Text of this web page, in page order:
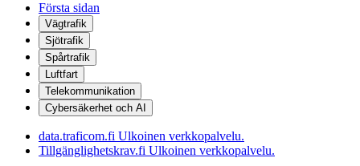
Första sidan
Vägtrafik
Sjötrafik
Spårtrafik
Luftfart
Telekommunikation
Cybersäkerhet och AI
data.traficom.fi Ulkoinen verkkopalvelu.
Tillgänglighetskrav.fi Ulkoinen verkkopalvelu.